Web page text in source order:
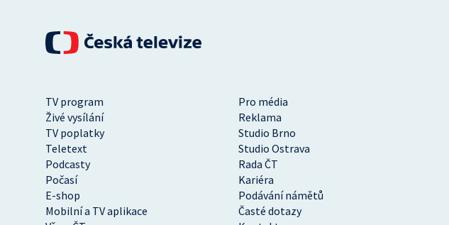
TV program
Pro média
Živé vysílání
Reklama
TV poplatky
Studio Brno
Teletext
Studio Ostrava
Podcasty
Rada ČT
Počasí
Kariéra
E-shop
Podávání námětů
Mobilní a TV aplikace
Časté dotazy